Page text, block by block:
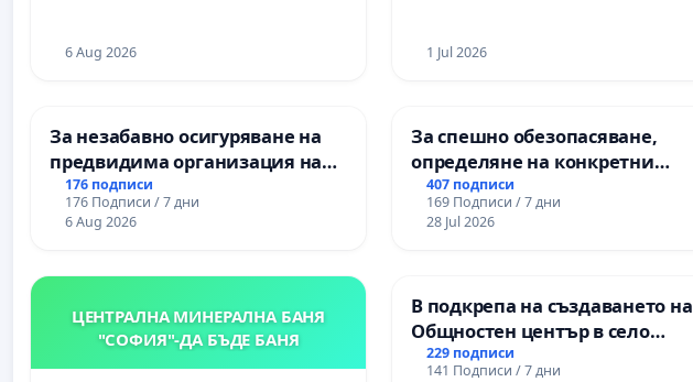
6 Aug 2026 1 Jul 2026
За незабавно осигуряване на
предвидима организация на
учебния процес и гарантиране
на правото на равнопоставено
и качествено образование на
гимназия „
176 подписи
176 Подписи / 7 дни
6 Aug 2026
За спешно обезопасяване,
определяне на конкретни
срокове и извършване на
цялостна рехабилитация на
републиканския път между
Момин проход
407 подписи
169 Подписи / 7 дни
28 Jul 2026
ЦЕНТРАЛНА МИНЕРАЛНА БАНЯ
"СОФИЯ"-ДА БЪДЕ БАНЯ
В подкрепа на създаването на
Общностен център в село
Църква
229 подписи
141 Подписи / 7 дни